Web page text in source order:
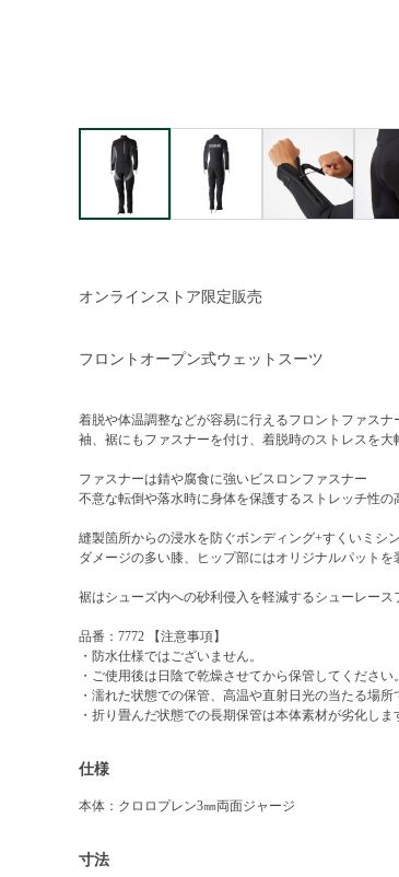
オンラインストア限定販売
フロントオープン式ウェットスーツ
着脱や体温調整などが容易に行えるフロントファスナ
袖、裾にもファスナーを付け、着脱時のストレスを大
ファスナーは錆や腐食に強いビスロンファスナー
不意な転倒や落水時に身体を保護するストレッチ性の
縫製箇所からの浸水を防ぐボンディング+すくいミシ
ダメージの多い膝、ヒップ部にはオリジナルパットを
裾はシューズ内への砂利侵入を軽減するシューレー
品番：7772 【注意事項】
・防水仕様ではございません。
・ご使用後は日陰で乾燥させてから保管してください。
・濡れた状態での保管、高温や直射日光の当たる場
・折り畳んだ状態での長期保管は本体素材が劣化しま
仕様
本体：クロロプレン3㎜両面ジャージ
寸法